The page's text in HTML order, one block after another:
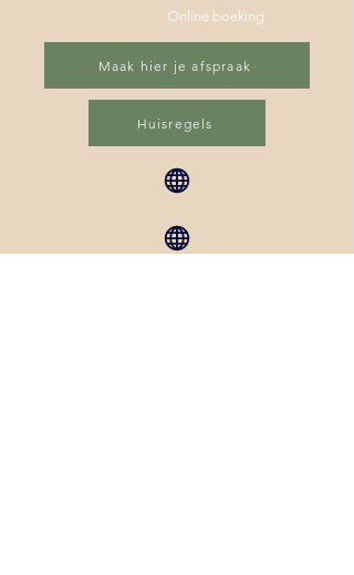
Online boeking
Maak hier je afspraak
Huisregels